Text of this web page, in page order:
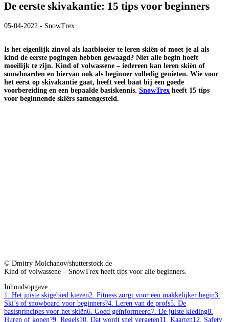
De eerste skivakantie: 15 tips voor beginners
05-04-2022 - SnowTrex
Is het eigenlijk zinvol als laatbloeier te leren skiën of moet je al als
kind de eerste pogingen hebben gewaagd? Niet alle begin hoeft
moeilijk te zijn. Kind of volwassene – iedereen kan leren skiën of
snowboarden en hiervan ook als beginner volledig genieten. Wie voor
het eerst op skivakantie gaat, heeft veel baat bij een goede
voorbereiding en een bepaalde basiskennis. SnowTrex heeft 15 tips
voor beginnende skiërs samengesteld.
© Dmitry Molchanov/shutterstock.de
Kind of volwassene – SnowTrex heeft tips voor alle beginners.
Inhoudsopgave
1. Het juiste skigebied kiezen2. Fitness zorgt voor een makkelijker begin3.
Ski’s of snowboard voor beginners?4. Leren van de profs5. De
basisprincipes voor het skiën6. Goed geïnformeerd 7. De juiste kleding8.
Huren of kopen?9. Regels10. Dat wordt snel vergeten11. Kaarten12. Safety